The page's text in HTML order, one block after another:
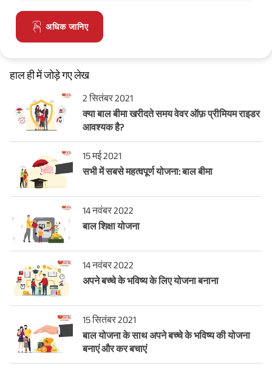
अधिक जानिए
हाल ही में जोड़े गए लेख
2 सितंबर 2021
क्या बाल बीमा खरीदते समय वेवर ऑफ़ प्रीमियम राइडर
आवश्यक है?
15 मई 2021
सभी में सबसे महत्वपूर्ण योजना: बाल बीमा
14 नवंबर 2022
बाल शिक्षा योजना
14 नवंबर 2022
अपने बच्चे के भविष्य के लिए योजना बनाना
15 सितंबर 2021
बाल योजना के साथ अपने बच्चे के भविष्य की योजना
बनाएं और कर बचाएं